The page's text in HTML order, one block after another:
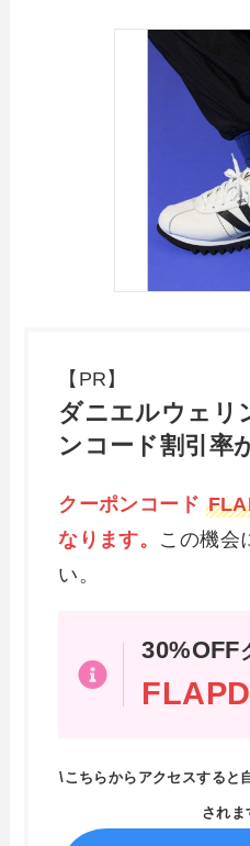
【PR】
ダニエルウェリ
ンコード割引率
クーポンコード
なります。 この機会
い。
30%OFF
\こちらからアクセスすると
されま